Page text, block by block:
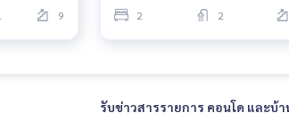
ท์บางซ่อน #regenthomebangson #regen
ดติดmrt #mrtบางซ่อน #สวนสุนันทา #พร
9
2
2
รับข่าวสารรายการ คอนโด และบ้า